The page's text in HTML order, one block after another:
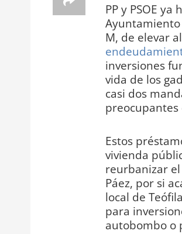
PP y PSOE
Ayuntamiento
M, de elevar
inversiones
vida de los
casi dos
preocupantes
Estos
vivienda
reurbanizar el
Páez, por si
local de
para
autobombo o